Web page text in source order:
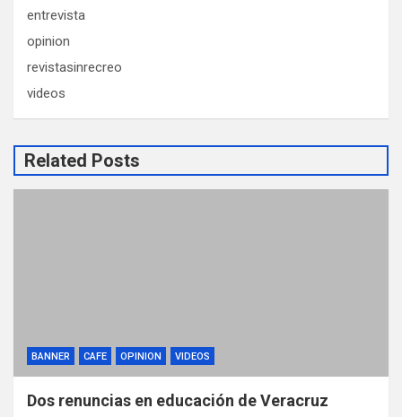
entrevista
opinion
revistasinrecreo
videos
Related Posts
BANNER CAFE OPINION VIDEOS
Dos renuncias en educación de Veracruz